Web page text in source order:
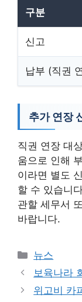
구분
신고
납부 (직권
추가 연장
직권 연장 대
움으로 인해
이라면 별도
할 수 있습니
관할 세무서
바랍니다.
카
테
리
뉴스
보육나라
위고비 카